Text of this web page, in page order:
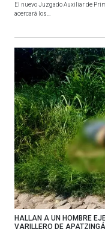
El nuevo Juzgado Auxiliar de
acercará los...
HALLAN A UN HOMBRE
VARILLERO DE